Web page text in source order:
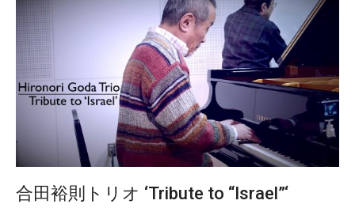
合田裕則トリオ ‘Tribute to “Israel”‘